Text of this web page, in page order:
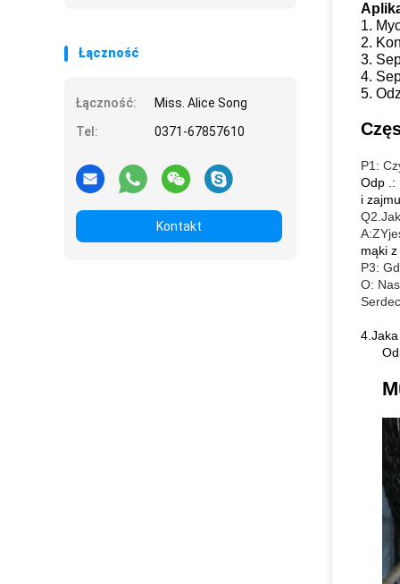
Łączność
Łączność:
Miss. Alice Song
Tel:
0371-67857610
Kontakt
1.
2.
3.
4.
5.
P1:
Odp .:
i
A:ZY
mąki
P3:
O: